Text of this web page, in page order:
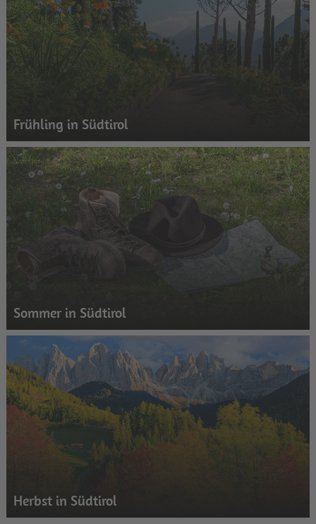
Frühling in Südtirol
Sommer in Südtirol
Herbst in Südtirol